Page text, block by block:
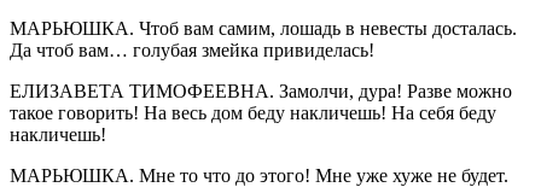
МАРЬЮШКА. Чтоб вам самим, лошадь в невесты досталась.
Да чтоб вам… голубая змейка привиделась!
ЕЛИЗАВЕТА ТИМОФЕЕВНА. Замолчи, дура! Разве можно
такое говорить! На весь дом беду накличешь! На себя беду
накличешь!
МАРЬЮШКА. Мне то что до этого! Мне уже хуже не будет.